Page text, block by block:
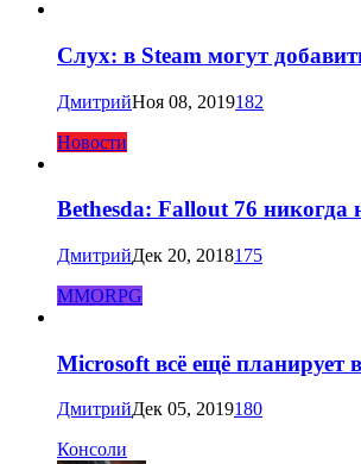
Слух: в Steam могут
ДмитрийНоя 08, 2019182
Новости
Bethesda: Fallout 76 никогда
ДмитрийДек 20, 2018175
MMORPG
Microsoft всё ещё планирует
ДмитрийДек 05, 2019180
Консоли